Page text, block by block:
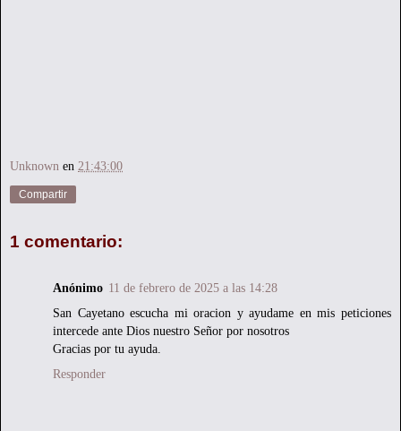
Unknown en 21:43:00
Compartir
1 comentario:
Anónimo 11 de febrero de 2025 a las 14:28
San Cayetano escucha mi oracion y ayudame en mis peticiones
intercede ante Dios nuestro Señor por nosotros
Gracias por tu ayuda.
Responder